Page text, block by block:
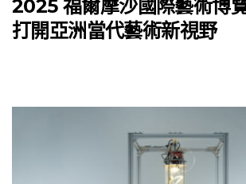
2025 福爾摩沙國際藝術博
打開亞洲當代藝術新視野